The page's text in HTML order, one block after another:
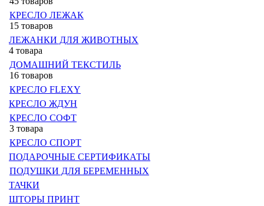
КРЕСЛО ЛЕЖАК
15 товаров
ЛЕЖАНКИ ДЛЯ ЖИВОТНЫХ
4 товара
ДОМАШНИЙ ТЕКСТИЛЬ
16 товаров
КРЕСЛО FLEXY
КРЕСЛО ЖДУН
КРЕСЛО СОФТ
3 товара
КРЕСЛО СПОРТ
ПОДАРОЧНЫЕ СЕРТИФИКАТЫ
ПОДУШКИ ДЛЯ БЕРЕМЕННЫХ
ТАЧКИ
ШТОРЫ ПРИНТ